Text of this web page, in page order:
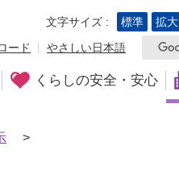
文字サイズ :
標準 拡大
ード
やさしい日本語
くらしの安全・安心
>